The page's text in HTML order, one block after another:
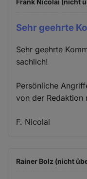
Sehr geehrte
Sehr geehrte
sachlich!
Persönliche
von der Redaktion
F. Nicolai
Rainer Bolz (nicht